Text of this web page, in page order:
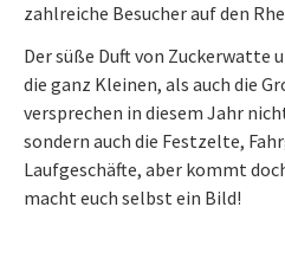
zahlreiche Besucher auf den
Der süße Duft von Zuckerwatte
die ganz Kleinen, als auch die
versprechen in diesem Jahr
sondern auch die Festzelte,
Laufgeschäfte, aber kommt
macht euch selbst ein Bild!